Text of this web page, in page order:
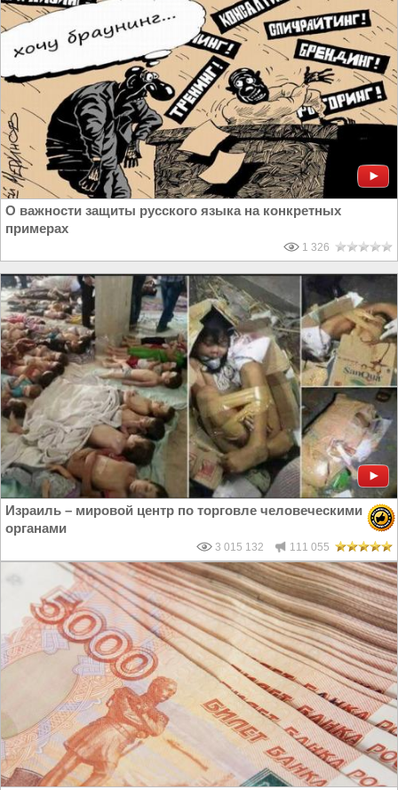
О важности защиты русского языка на конкретных
примерах
1 326
Израиль – мировой центр по торговле человеческими
органами
3 015 132 111 055